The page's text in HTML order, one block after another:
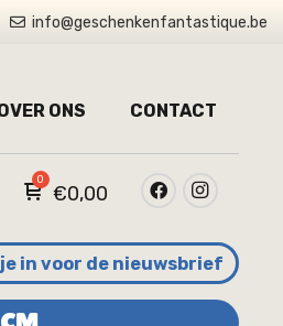
info@geschenkenfantastique.be
ONS CONTACT
€0,00
in voor de nieuwsbrief